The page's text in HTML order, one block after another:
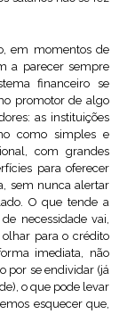
em momentos de
a parecer sempre
financeiro se
promotor de algo
as instituições
como simples e
com grandes
para oferecer
sem nunca alertar
O que tende a
necessidade vai,
para o crédito
imediata, não
por se endividar (já
o que pode levar
esquecer que,